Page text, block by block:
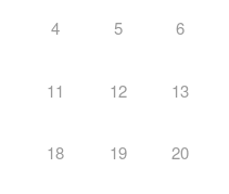
4 5 6
11 12 13
18 19 20